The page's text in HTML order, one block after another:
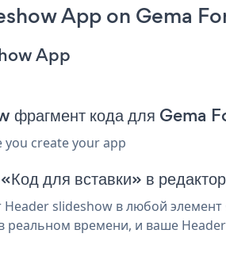
App on Gema
App
фрагмент кода для Gema
you create your app
для вставки» в
slideshow в любой
реальном времени, и ваше